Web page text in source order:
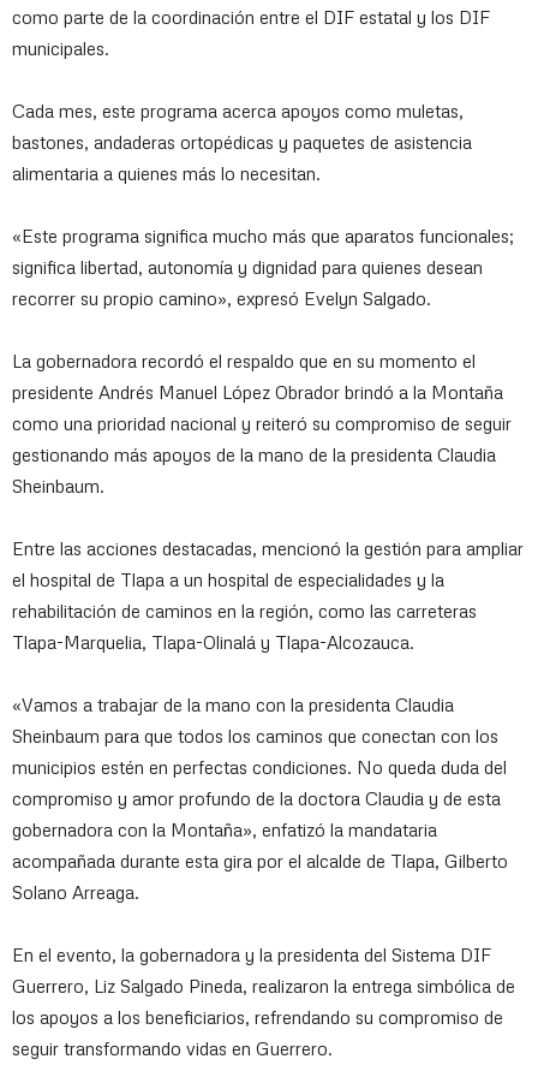
como parte de la coordinación entre el DIF estatal y los DIF
municipales.
Cada mes, este programa acerca apoyos como muletas,
bastones, andaderas ortopédicas y paquetes de asistencia
alimentaria a quienes más lo necesitan.
«Este programa significa mucho más que aparatos funcionales;
significa libertad, autonomía y dignidad para quienes desean
recorrer su propio camino», expresó Evelyn Salgado.
La gobernadora recordó el respaldo que en su momento el
presidente Andrés Manuel López Obrador brindó a la Montaña
como una prioridad nacional y reiteró su compromiso de seguir
gestionando más apoyos de la mano de la presidenta Claudia
Sheinbaum.
Entre las acciones destacadas, mencionó la gestión para ampliar
el hospital de Tlapa a un hospital de especialidades y la
rehabilitación de caminos en la región, como las carreteras
Tlapa-Marquelia, Tlapa-Olinalá y Tlapa-Alcozauca.
«Vamos a trabajar de la mano con la presidenta Claudia
Sheinbaum para que todos los caminos que conectan con los
municipios estén en perfectas condiciones. No queda duda del
compromiso y amor profundo de la doctora Claudia y de esta
gobernadora con la Montaña», enfatizó la mandataria
acompañada durante esta gira por el alcalde de Tlapa, Gilberto
Solano Arreaga.
En el evento, la gobernadora y la presidenta del Sistema DIF
Guerrero, Liz Salgado Pineda, realizaron la entrega simbólica de
los apoyos a los beneficiarios, refrendando su compromiso de
seguir transformando vidas en Guerrero.